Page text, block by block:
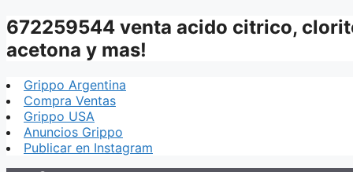
672259544 venta acido citrico,
acetona y mas!
Grippo Argentina
Compra Ventas
Grippo USA
Anuncios Grippo
Publicar en Instagram